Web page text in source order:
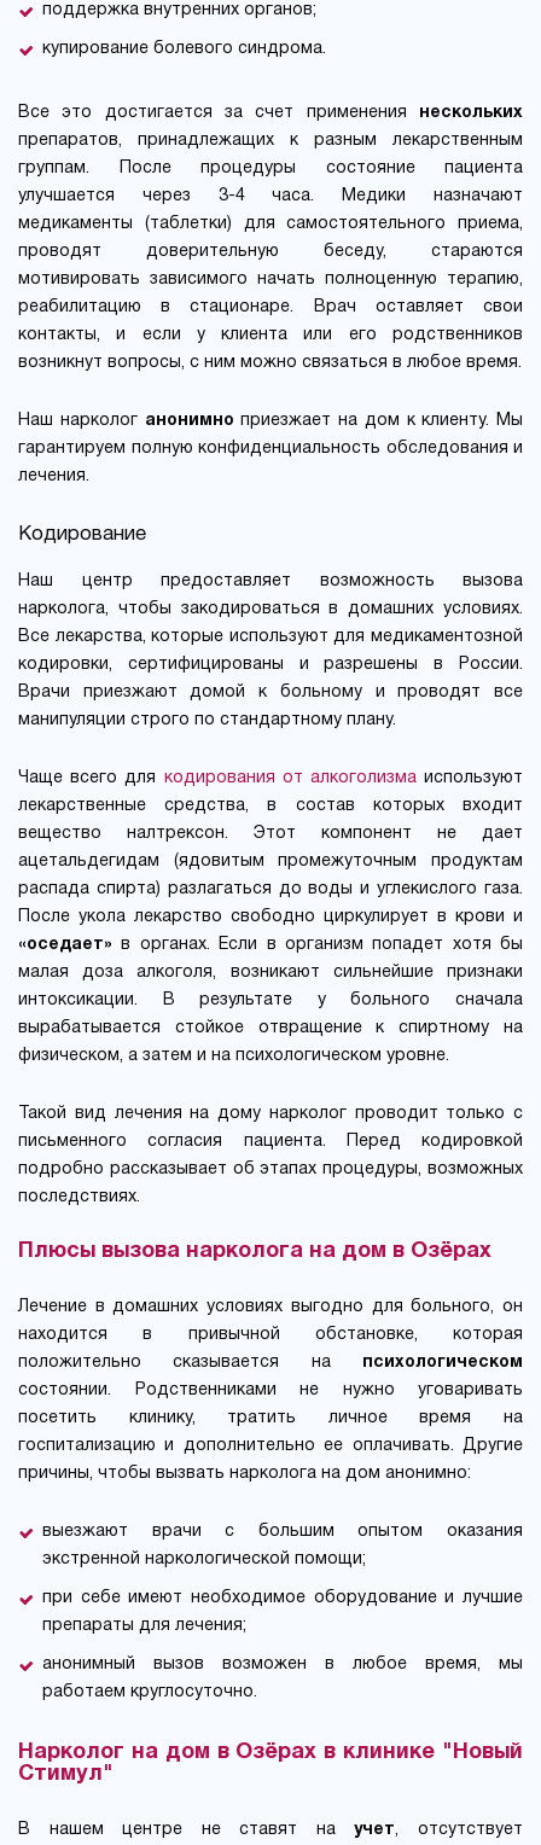
поддержка внутренних органов;
купирование болевого синдрома.
Все это достигается за счет применения нескольких
препаратов, принадлежащих к разным лекарственным
группам. После процедуры состояние пациента
улучшается через 3-4 часа. Медики назначают
медикаменты (таблетки) для самостоятельного приема,
проводят доверительную беседу, стараются
мотивировать зависимого начать полноценную терапию,
реабилитацию в стационаре. Врач оставляет свои
контакты, и если у клиента или его родственников
возникнут вопросы, с ним можно связаться в любое время.
Наш нарколог анонимно приезжает на дом к клиенту. Мы
гарантируем полную конфиденциальность обследования и
лечения.
Кодирование
Наш центр предоставляет возможность вызова
нарколога, чтобы закодироваться в домашних условиях.
Все лекарства, которые используют для медикаментозной
кодировки, сертифицированы и разрешены в России.
Врачи приезжают домой к больному и проводят все
манипуляции строго по стандартному плану.
Чаще всего для кодирования от алкоголизмаиспользуют
лекарственные средства, в состав которых входит
вещество налтрексон. Этот компонент не дает
ацетальдегидам (ядовитым промежуточным продуктам
распада спирта) разлагаться до воды и углекислого газа.
После укола лекарство свободно циркулирует в крови и
«оседает» в органах. Если в организм попадет хотя бы
малая доза алкоголя, возникают сильнейшие признаки
интоксикации. В результате у больного сначала
вырабатывается стойкое отвращение к спиртному на
физическом, а затем и на психологическом уровне.
Такой вид лечения на дому нарколог проводит только с
письменного согласия пациента. Перед кодировкой
подробно рассказывает об этапах процедуры, возможных
последствиях.
Плюсы вызова нарколога на дом в Озёрах
Лечение в домашних условиях выгодно для больного, он
находится в привычной обстановке, которая
положительно сказывается на психологическом
состоянии. Родственниками не нужно уговаривать
посетить клинику, тратить личное время на
госпитализацию и дополнительно ее оплачивать. Другие
причины, чтобы вызвать нарколога на дом анонимно:
выезжают врачи с большим опытом оказания
экстренной наркологической помощи;
при себе имеют необходимое оборудование и лучшие
препараты для лечения;
анонимный вызов возможен в любое время, мы
работаем круглосуточно.
Нарколог на дом в Озёрах в клинике "Новый
Стимул"
В нашем центре не ставят научет, отсутствует